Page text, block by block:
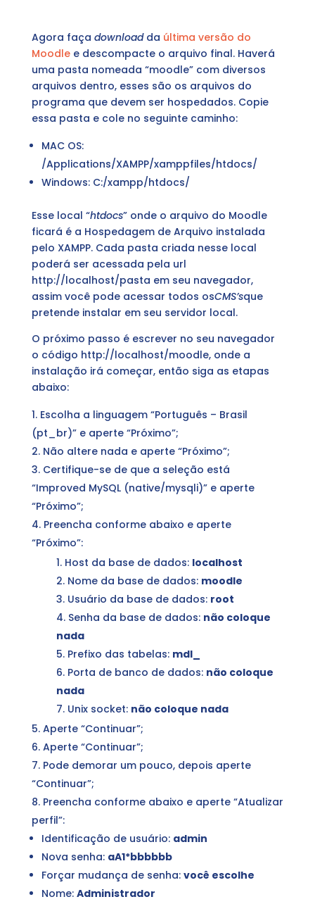
Agora faça downloadda última versão do
Moodlee descompacte o arquivo final. Haverá
uma pasta nomeada “moodle” com diversos
arquivos dentro, esses são os arquivos do
programa que devem ser hospedados. Copie
essa pasta e cole no seguinte caminho:
MAC OS:
/Applications/XAMPP/xamppfiles/htdocs/
Windows: C:/xampp/htdocs/
Esse local “htdocs” onde o arquivo do Moodle
ficará é a Hospedagem de Arquivo instalada
pelo XAMPP. Cada pasta criada nesse local
poderá ser acessada pela url
http://localhost/pasta em seu navegador,
assim você pode acessar todos osCMS’sque
pretende instalar em seu servidor local.
O próximo passo é escrever no seu navegador
o código http://localhost/moodle, onde a
instalação irá começar, então siga as etapas
abaixo:
Escolha a linguagem “Português – Brasil
(pt_br)” e aperte “Próximo”;
Não altere nada e aperte “Próximo”;
Certifique-se de que a seleção está
“Improved MySQL (native/mysqli)” e aperte
“Próximo”;
Preencha conforme abaixo e aperte
“Próximo”:
Host da base de dados: localhost
Nome da base de dados: moodle
Usuário da base de dados: root
Senha da base de dados: não coloque
nada
Prefixo das tabelas: mdl_
Porta de banco de dados: não coloque
nada
Unix socket: não coloque nada
Aperte “Continuar”;
Aperte “Continuar”;
Pode demorar um pouco, depois aperte
“Continuar”;
Preencha conforme abaixo e aperte “Atualizar
perfil”:
Identificação de usuário: admin
Nova senha: aA1*bbbbbb
Forçar mudança de senha: você escolhe
Nome: Administrador